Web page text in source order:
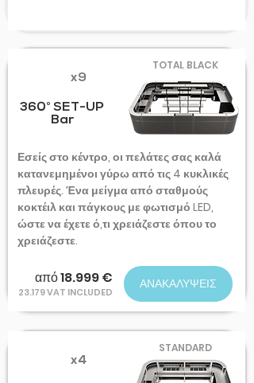
x9
360° SET-UP
Bar
TOTAL BLACK
Εσείς στο κέντρο, οι πελάτες σας καλά
κατανεμημένοι γύρω από τις 4 κυκλικές
πλευρές. Ένα μείγμα από σταθμούς
κοκτέιλ και πάγκους με φωτισμό LED,
ώστε να έχετε ό,τι χρειάζεστε όπου το
χρειάζεστε.
από 18.999 €
23.179 VAT INCLUDED
ΑΝΑΚΑΛΥΨΕΙΣ
x4
STANDARD